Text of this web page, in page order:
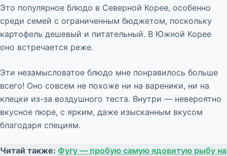
Это популярное блюдо в Северной Корее, особенно
среди семей с ограниченным бюджетом, поскольку
картофель дешевый и питательный. В Южной Корее
оно встречается реже.
Эти незамысловатое блюдо мне понравилось больше
всего! Оно совсем не похоже ни на вареники, ни на
клецки из-за воздушного теста. Внутри — невероятно
вкусное пюре, с ярким, даже изысканным вкусом
благодаря специям.
Читай также: Фугу — пробую самую ядовитую рыбу на